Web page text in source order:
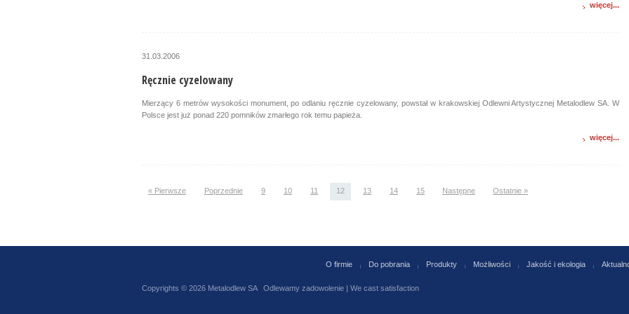
więcej...
31.03.2006
Ręcznie cyzelowany
Mierzący 6 metrów wysokości monument, po odlaniu ręcznie cyzelowany, powstał w krakowskiej Odlewni Artystycznej Metalodlew SA. W
Polsce jest już ponad 220 pomników zmarłego rok temu papieża.
więcej...
« Pierwsze Poprzednie 9 10 11 12 13 14 15 Następne Ostatnie »
O firmie Do pobrania Produkty Możliwości Jakość i ekologia
Copyrights © 2026 Metalodlew SA Odlewamy zadowolenie | We cast satisfaction